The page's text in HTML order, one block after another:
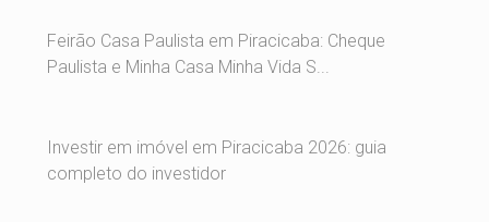
Feirão Casa Paulista em Piracicaba: Cheque
Paulista e Minha Casa Minha Vida S...
Investir em imóvel em Piracicaba 2026: guia
completo do investidor